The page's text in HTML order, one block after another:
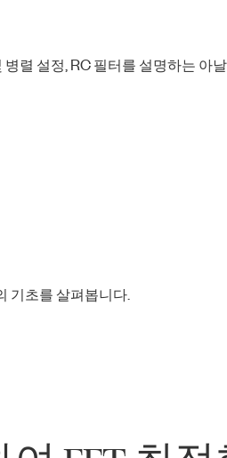
렬 설정, RC 필터를 설명하는 아
기초를 살펴봅니다.